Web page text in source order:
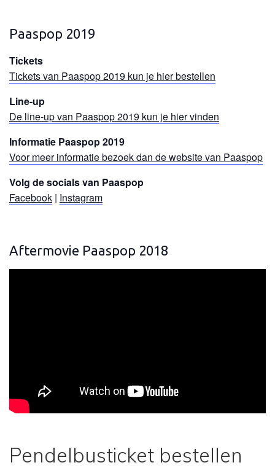
Paaspop 2019
Tickets
Tickets van Paaspop 2019 kun je hier bestellen
Line-up
De line-up van Paaspop 2019 kun je hier vinden
Informatie Paaspop 2019
Voor meer informatie bezoek dan de website van Paaspop
Volg de socials van Paaspop
Facebook | Instagram
Aftermovie Paaspop 2018
Pendelbusticket bestellen